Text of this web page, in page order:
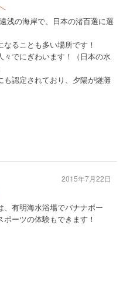
浅の海岸で、日本の渚百選に選
ることも多い場所です！
々でにぎわいます！（日本の水
も認定されており、夕陽が燧灘
有明海水浴場でバナナボー
ーツの体験もできます！
2015年7月22日